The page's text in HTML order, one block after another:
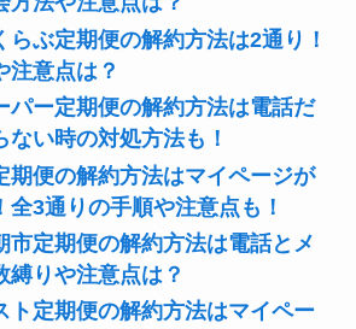
らぶ定期便の解約方法は2通り！
注意点は？
パー定期便の解約方法は電話だ
ない時の対処方法も！
期便の解約方法はマイページが
全3通りの手順や注意点も！
市定期便の解約方法は電話とメ
縛りや注意点は？
ト定期便の解約方法はマイペー